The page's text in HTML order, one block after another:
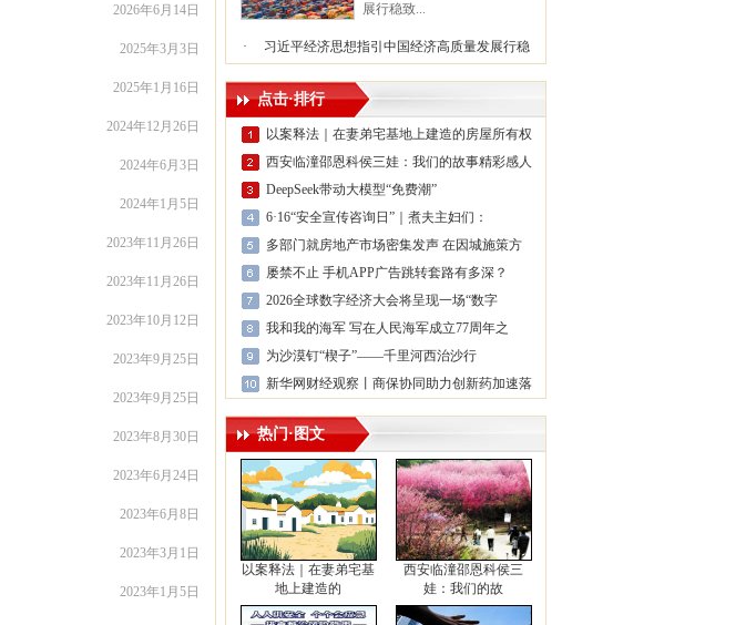
2026年6月14日
2025年3月3日
2025年1月16日
2024年12月26日
2024年6月3日
2024年1月5日
2023年11月26日
2023年11月26日
2023年10月12日
2023年9月25日
2023年9月25日
2023年8月30日
2023年6月24日
2023年6月8日
2023年3月1日
2023年1月5日
展行稳致...
· 习近平经济思想指引中国经济高质量发展行稳
点击·排行
以案释法｜在妻弟宅基地上建造的房屋所有权
西安临潼邵恩科侯三娃：我们的故事精彩感人
DeepSeek带动大模型“免费潮”
6·16“安全宣传咨询日”｜煮夫主妇们：
多部门就房地产市场密集发声 在因城施策方
屡禁不止 手机APP广告跳转套路有多深？
2026全球数字经济大会将呈现一场“数字
我和我的海军 写在人民海军成立77周年之
为沙漠钉“楔子”——千里河西治沙行
新华网财经观察丨商保协同助力创新药加速落
热门·图文
以案释法｜在妻弟宅基
地上建造的
西安临潼邵恩科侯三
娃：我们的故